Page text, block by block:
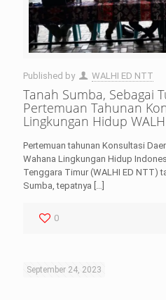
Published by WALHI ED NTT
Tanah Sumba, Sebagai
Pertemuan Tahunan
Lingkungan Hidup
Pertemuan tahunan Konsultasi
Wahana Lingkungan Hidup
Tenggara Timur (WALHI ED NTT)
Sumba, tepatnya
0
September 24, 2023